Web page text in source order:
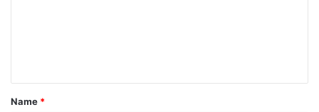
*
Name *